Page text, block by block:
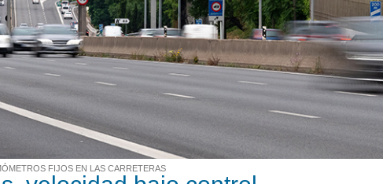
FIJOS EN LAS CARRETERAS